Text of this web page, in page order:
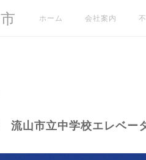
ホーム 会社案内
流山市立中学校エレベー